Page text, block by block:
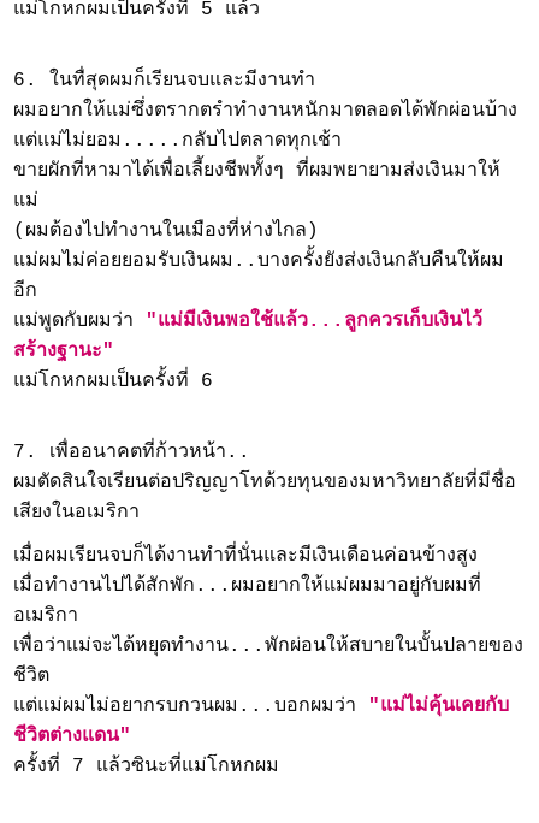
แม่โกหกผมเป็นครั้งที่ 5 แล้ว
6. ในทื่สุดผมก็เรียนจบและมีงานทำ
ผมอยากให้แม่ซึ่งตรากตรำทำงานหนักมาตลอดได้พักผ่อนบ้าง
แต่แม่ไม่ยอม.....กลับไปตลาดทุกเช้า
ขายผักที่หามาได้เพื่อเลี้ยงชีพทั้งๆ ที่ผมพยายามส่งเงินมาให้
แม่
(ผมต้องไปทำงานในเมืองที่ห่างไกล)
แม่ผมไม่ค่อยยอมรับเงินผม..บางครั้งยังส่งเงินกลับคืนให้ผม
อีก
แม่พูดกับผมว่า "แม่มีเงินพอใช้แล้ว...ลูกควรเก็บเงินไว้
สร้างฐานะ"
แม่โกหกผมเป็นครั้งที่ 6
7. เพื่ออนาคตที่ก้าวหน้า..
ผมตัดสินใจเรียนต่อปริญญาโทด้วยทุนของมหาวิทยาลัยที่มีชื่อ
เสียงในอเมริกา
เมื่อผมเรียนจบก็ได้งานทำที่นั่นและมีเงินเดือนค่อนข้างสูง
เมื่อทำงานไปได้สักพัก...ผมอยากให้แม่ผมมาอยู่กับผมที่
อเมริกา
เพื่อว่าแม่จะได้หยุดทำงาน...พักผ่อนให้สบายในบั้นปลายของ
ชีวิต
แต่แม่ผมไม่อยากรบกวนผม...บอกผมว่า "แม่ไม่คุ้นเคยกับ
ชีวิตต่างแดน"
ครั้งที่ 7 แล้วซินะที่แม่โกหกผม